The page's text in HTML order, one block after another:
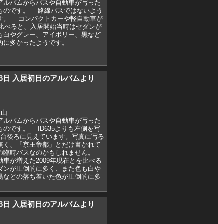
ルバムからバスや自動車が写った
のです。 路線バスではないよう
。 コンパクトカーや軽自動車が
べると、入居開始当時はセダンが
白やグレー、アイボリー、黒など
多かったようです。
日 入居初日のアルバムより
ルバムからバスや自動車が写った
のです。 ID635よりも左側を写
後ろに見えています。写真に写る
く、「京王帝都」とだけ書かれて
臨時バスなのかもしれません。
車が増えた2009年現在とを比べる
ンが圧倒的に多く、また色も白や
などの落ち着いた色が圧倒的に多
日 入居初日のアルバムより